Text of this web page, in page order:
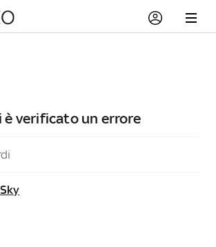
è verificato un errore